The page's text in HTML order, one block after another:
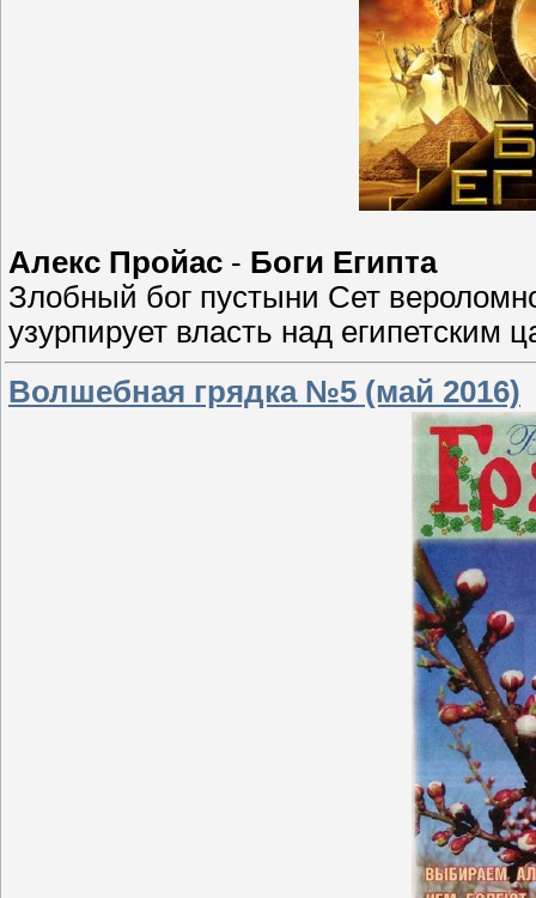
Алекс Пройас - Боги Египта
Злобный бог пустыни Сет
узурпирует власть над египетским
Волшебная грядка №5 (май 2016)